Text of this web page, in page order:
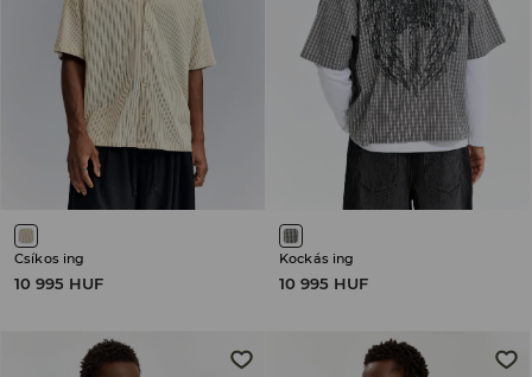
Csíkos ing
10 995 HUF
Kockás ing
10 995 HUF